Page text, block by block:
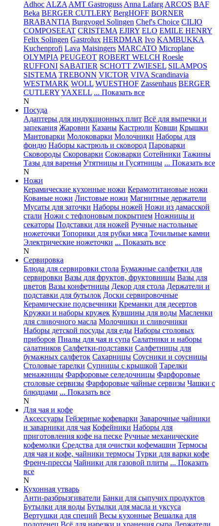
Adhoc ALZA AMT Gastroguss Anna Lafarg ARCOS BAF
Beka BERGER CUTLERY BergHOFF BORNER
BRABANTIA Burgvogel Solingen Chef's Choice CILIO
COMPOSEEAT CRISTEMA EJIRY ELO EMILE HENRY
Felix Solingen Gastrolux HERDMAR Ivo KAMBUKKA
Kuchenprofi Lava Maisingers MARCATO Microplane
OLYMPIA PEUGEOT ROBERT WELCH Roesle
RUFFONI SABATIER SCHOTT ZWIESEL SILAMPOS
SISTEMA TREBONN VICTOR VIVA Scandinavia
WESTMARK WOLL WUESTHOF Zassenhaus BERGER
CUTLERYYAXELL ... Показать все
N
Посуда
Адаптеры для индукционных плит Всё для выпечки и
запекания Жаровни Казаны Кастрюли Ковши Крышки
Мантоварки Молоковарки Молочники Наборы для
фондю Наборы кастрюль и сковород Пароварки
Сковороды Скороварки Соковарки Сотейники Тажины
Тазы для варенья Утятницы и Гусятницы ... Показать все
N
Ножи
Керамические кухонные ножи Керамотитановые ножи
Кованые ножи Листовые ножи Магнитные держатели
Мусаты для заточки Наборы ножей Ножи из дамасской
стали Ножи с тефлоновым покрытием Ножницы и
секаторы Подставки для ножей Ручные настольные
ножеточки Топорики для рубки мяса Точильные камни
Электрические ножеточки ... Показать все
N
Сервировка
Блюда для сервировки стола Бумажные салфетки для
сервировки Вазы для фруктов, фруктовницы Вазы для
цветов Вазы конфетницы Декор для стола Держатели и
подставки для бутылок Доски сервировочные
Керамические подсвечники Креманки для десертов
Кружки и наборы кружек Кувшины для воды Масленки
для сливочного масла Молочники и сливочники
Наборы детской посуды для еды Наборы столовых
приборов Пиалы для чая и супа Салатники и наборы
салатников Салфетки-подставки Салфетницы для
бумажных салфеток Сахарницы Соусники и соусницы
Столовые тарелки Супницы с крышкой Тарелки
менажницы Фарфоровые селедочницы Фарфоровые
столовые сервизы Фарфоровые чайные сервизы Чашки с
блюдцами ... Показать все
N
Для чая и кофе
Аксессуары Гейзерные кофеварки Заварочные чайники
и заварники для чая Кофейники Наборы для
приготовления кофе на песке Ручные механические
кофемолки Средства для очистки кофемашин Термосы
для чая и кофе, чайники термосы Турки для варки кофе
Френч-прессы Чайники для газовой плиты ... Показать
все
N
Кухонная утварь
Анти-разбрызгиватели Банки для сыпучих продуктов
Бутылки для воды Бутылки для масла и уксуса
Вертушки для специй Весы кухонные Вешалка для
полотенец Всё для нарезки и хранения сыра Держатели